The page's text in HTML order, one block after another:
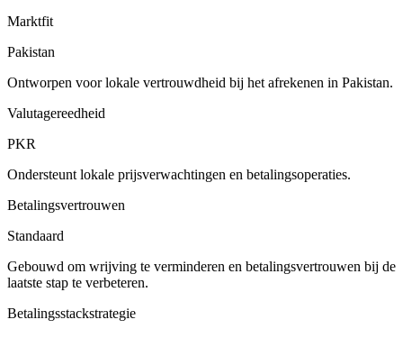
Marktfit
Pakistan
Ontworpen voor lokale vertrouwdheid bij het afrekenen in Pakistan.
Valutagereedheid
PKR
Ondersteunt lokale prijsverwachtingen en betalingsoperaties.
Betalingsvertrouwen
Standaard
Gebouwd om wrijving te verminderen en betalingsvertrouwen bij de
laatste stap te verbeteren.
Betalingsstackstrategie